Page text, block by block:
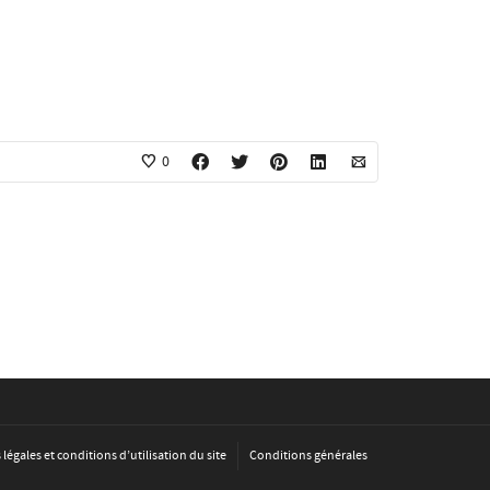
0
légales et conditions d’utilisation du site Conditions générales